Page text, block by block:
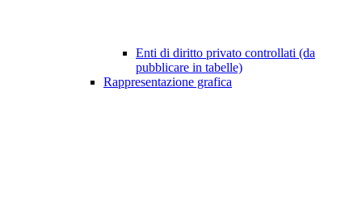
Enti di diritto privato controllati (da
pubblicare in tabelle)
Rappresentazione grafica